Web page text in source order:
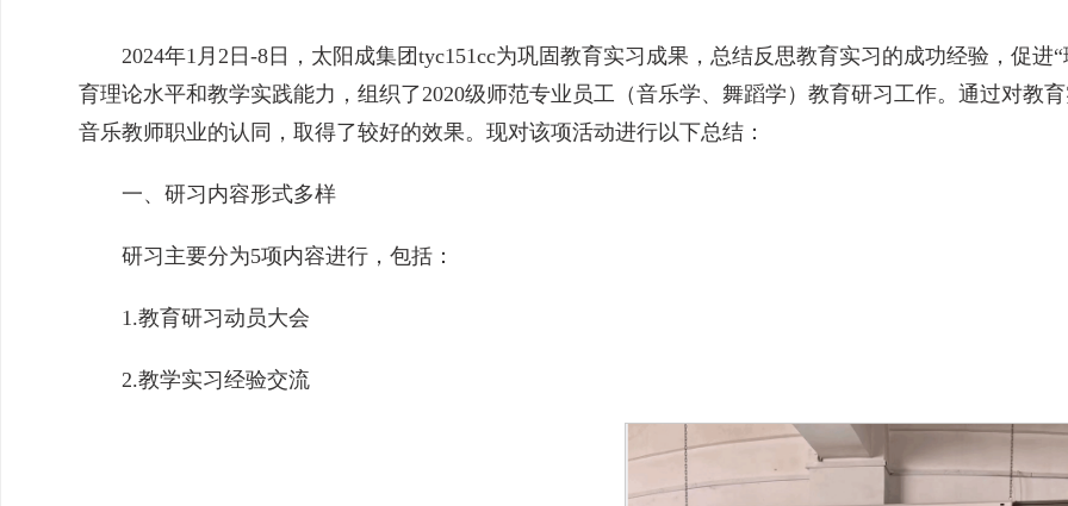
2024年1月2日-8日，太阳成集团tyc151cc为巩固教育实习成果，总结反思教育实习的成功经验，
育理论水平和教学实践能力，组织了2020级师范专业员工（音乐学、舞蹈学）教育研习工作。通过对
音乐教师职业的认同，取得了较好的效果。现对该项活动进行以下总结：
一、研习内容形式多样
研习主要分为5项内容进行，包括：
1.教育研习动员大会
2.教学实习经验交流